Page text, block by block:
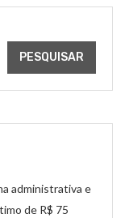
PESQUISAR
administrativa e
de R$ 75